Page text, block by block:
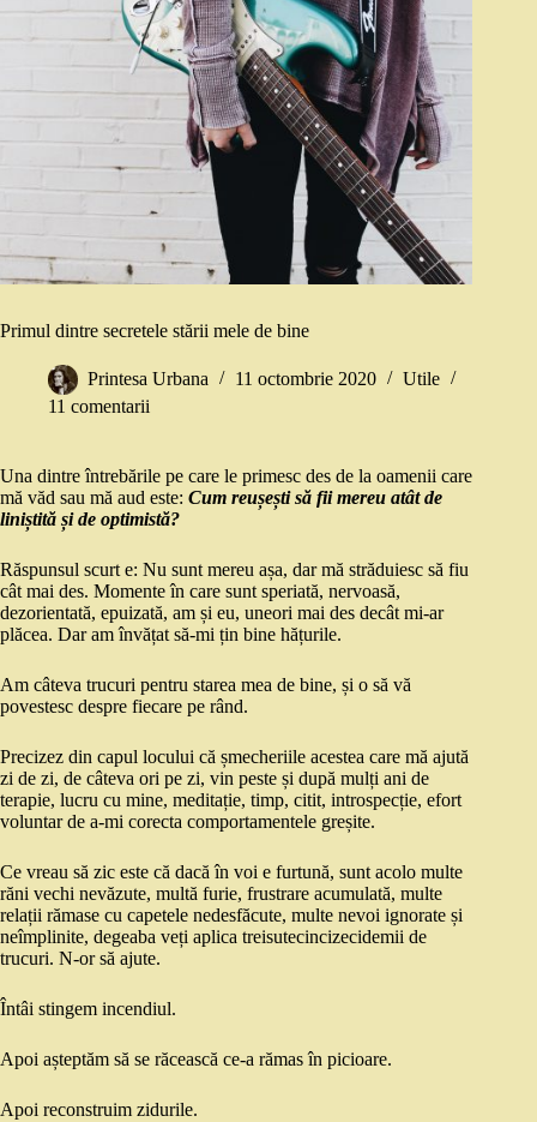
Primul dintre secretele stării mele de bine
Printesa Urbana 11 octombrie 2020
Utile
11 comentarii
Una dintre întrebările pe care le primesc des de la oamenii care
mă văd sau mă aud este: Cum reușești să fii mereu atât de
liniștită și de optimistă?
Răspunsul scurt e: Nu sunt mereu așa, dar mă străduiesc să fiu
cât mai des. Momente în care sunt speriată, nervoasă,
dezorientată, epuizată, am și eu, uneori mai des decât mi-ar
plăcea. Dar am învățat să-mi țin bine hățurile.
Am câteva trucuri pentru starea mea de bine, și o să vă
povestesc despre fiecare pe rând.
Precizez din capul locului că șmecheriile acestea care mă ajută
zi de zi, de câteva ori pe zi, vin peste și după mulți ani de
terapie, lucru cu mine, meditație, timp, citit, introspecție, efort
voluntar de a-mi corecta comportamentele greșite.
Ce vreau să zic este că dacă în voi e furtună, sunt acolo multe
răni vechi nevăzute, multă furie, frustrare acumulată, multe
relații rămase cu capetele nedesfăcute, multe nevoi ignorate și
neîmplinite, degeaba veți aplica treisutecincizecidemii de
trucuri. N-or să ajute.
Întâi stingem incendiul.
Apoi așteptăm să se răcească ce-a rămas în picioare.
Apoi reconstruim zidurile.